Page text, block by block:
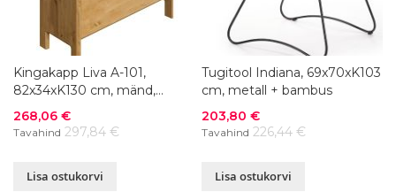
Kingakapp Liva A-101,
82x34xK130 cm, mänd,
värvivalik
Soodushind
268,06 €
Tavahind 297,84 €
Lisa ostukorvi
Tugitool Indiana, 69x70xK103
cm, metall + bambus
Soodushind
203,80 €
Tavahind 226,44 €
Lisa ostukorvi